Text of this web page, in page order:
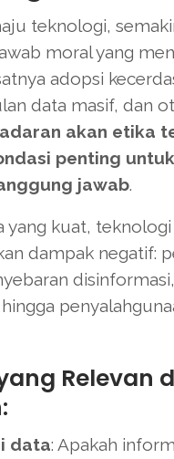
teknologi,
moral yang
adopsi
data masif, dan
akan etika
penting
jawab.
yang kuat, teknologi
dampak negatif:
Relevan
data: Apakah